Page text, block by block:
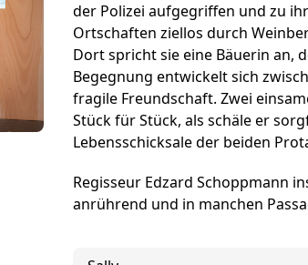
der Polizei aufgegriffen und zu
Ortschaften ziellos durch
Dort spricht sie eine Bäuerin an,
Begegnung entwickelt sich
fragile Freundschaft. Zwei
Stück für Stück, als schäle er
Lebensschicksale der beiden
Regisseur Edzard Schoppmann
anrührend und in manchen